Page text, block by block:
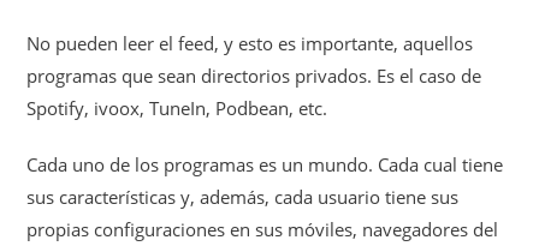
No pueden leer el feed, y esto es importante, aquellos
programas que sean directorios privados. Es el caso de
Spotify, ivoox, TuneIn, Podbean, etc.
Cada uno de los programas es un mundo. Cada cual tiene
sus características y, además, cada usuario tiene sus
propias configuraciones en sus móviles, navegadores del